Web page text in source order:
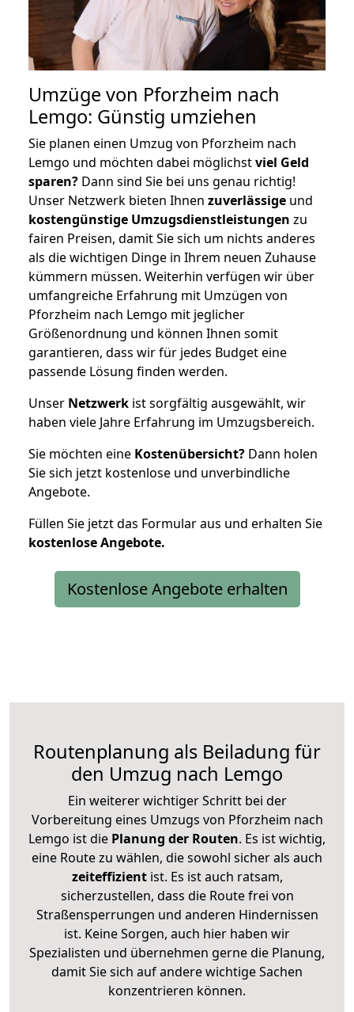
Umzüge von Pforzheim nach
Lemgo: Günstig umziehen
Sie planen einen Umzug von Pforzheim nach
Lemgo und möchten dabei möglichstviel Geld
sparen? Dann sind Sie bei uns genau richtig!
Unser Netzwerk bieten Ihnen zuverlässige und
kostengünstige Umzugsdienstleistungen zu
fairen Preisen, damit Sie sich um nichts anderes
als die wichtigen Dinge in Ihrem neuen Zuhause
kümmern müssen. Weiterhin verfügen wir über
umfangreiche Erfahrung mit Umzügen von
Pforzheim nach Lemgo mit jeglicher
Größenordnung und können Ihnen somit
garantieren, dass wir für jedes Budget eine
passende Lösung finden werden.
Unser Netzwerk ist sorgfältig ausgewählt, wir
haben viele Jahre Erfahrung im Umzugsbereich.
Sie möchten eine Kostenübersicht? Dann holen
Sie sich jetzt kostenlose und unverbindliche
Angebote.
Füllen Sie jetzt das Formular aus und erhalten Sie
kostenloseAngebote.
Kostenlose Angebote erhalten
Routenplanung als Beiladung für
den Umzug nach Lemgo
Ein weiterer wichtiger Schritt bei der
Vorbereitung eines Umzugs von Pforzheim nach
Lemgo ist die Planung der Routen. Es ist wichtig,
eine Route zu wählen, die sowohl sicher als auch
zeiteffizientist. Es ist auch ratsam,
sicherzustellen, dass die Route frei von
Straßensperrungen und anderen Hindernissen
ist. Keine Sorgen, auch hier haben wir
Spezialisten und übernehmen gerne die Planung,
damit Sie sich auf andere wichtige Sachen
konzentrieren können.